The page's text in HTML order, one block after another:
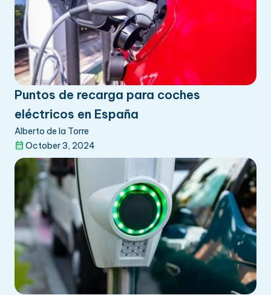
Puntos de recarga para coches
eléctricos en España
Alberto de la Torre
October 3, 2024